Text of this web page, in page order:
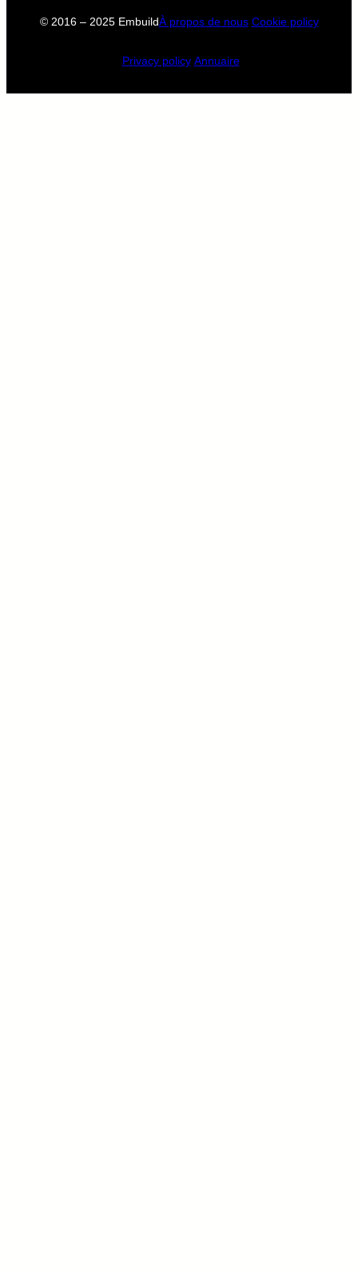
© 2016 – 2025 EmbuildÀ propos de nous Cookie policy
Privacy policy Annuaire